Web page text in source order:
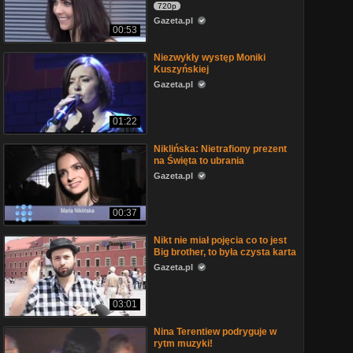
00:53
720p
Gazeta.pl
01:22
Niezwykły występ Moniki
Kuszyńskiej
Gazeta.pl
00:37
Niklińska: Nietrafiony prezent
na Święta to ubrania
Gazeta.pl
03:01
Nikt nie miał pojęcia co to jest
Big brother, to była czysta karta
Gazeta.pl
Nina Terentiew podryguje w
rytm muzyki!